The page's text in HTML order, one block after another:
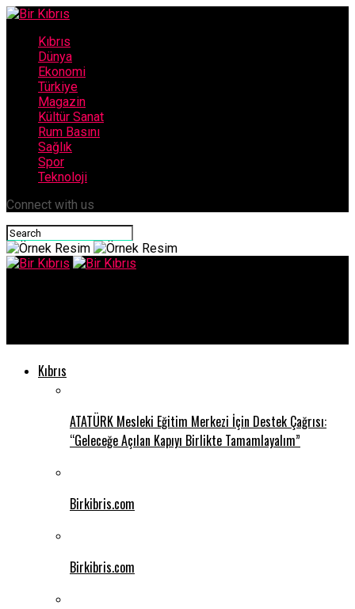
Kıbrıs
Dünya
Ekonomi
Türkiye
Magazin
Kültür Sanat
Rum Basını
Sağlık
Spor
Teknoloji
Connect with us
Kıbrıs
ATATÜRK Mesleki Eğitim Merkezi İçin Destek Çağrısı:
“Geleceğe Açılan Kapıyı Birlikte Tamamlayalım”
Birkibris.com
Birkibris.com